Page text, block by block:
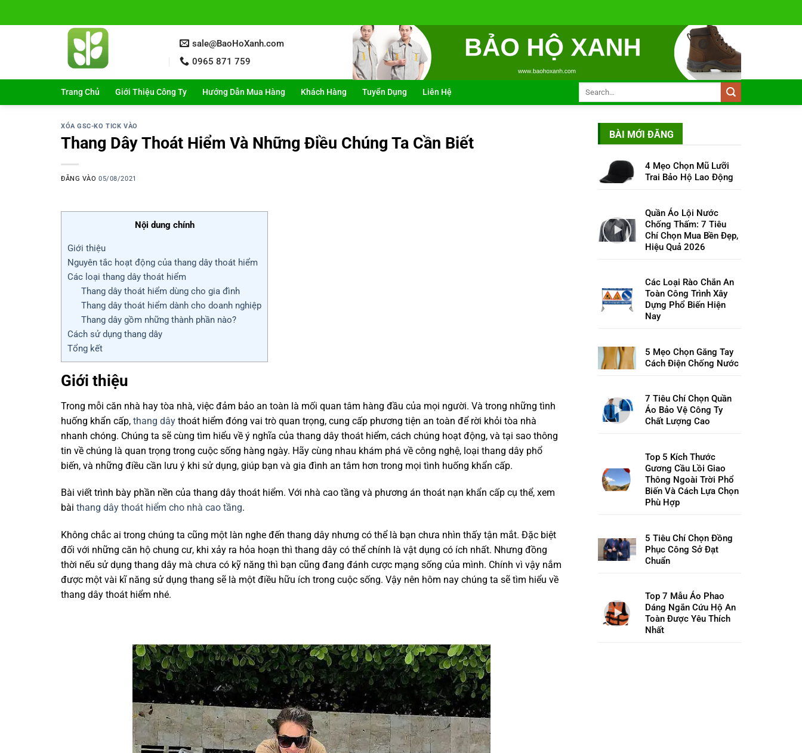
sale@BaoHoXanh.com
0965 871 759
Trang Chủ Giới Thiệu Công Ty Hướng Dẫn Mua Hàng Khách Hàng Tuyển Dụng Liên Hệ
XÓA GSC-KO TICK VÀO
Thang Dây Thoát Hiểm Và Những Điều Chúng Ta Cần Biết
ĐĂNG VÀO05/08/2021
Nội dung chính
Giới thiệu
Nguyên tắc hoạt động của thang dây thoát hiểm
Các loại thang dây thoát hiểm
Thang dây thoát hiểm dùng cho gia đình
Thang dây thoát hiểm dành cho doanh nghiệp
Thang dây gồm những thành phần nào?
Cách sử dụng thang dây
Tổng kết
Giới thiệu
Trong mỗi căn nhà hay tòa nhà, việc đảm bảo an toàn là mối quan tâm hàng đầu của mọi người. Và trong những tình
huống khẩn cấp, thang dây thoát hiểm đóng vai trò quan trọng, cung cấp phương tiện an toàn để rời khỏi tòa nhà
nhanh chóng. Chúng ta sẽ cùng tìm hiểu về ý nghĩa của thang dây thoát hiểm, cách chúng hoạt động, và tại sao thông
tin về chúng là quan trọng trong cuộc sống hàng ngày. Hãy cùng nhau khám phá về công nghệ, loại thang dây phổ
biến, và những điều cần lưu ý khi sử dụng, giúp bạn và gia đình an tâm hơn trong mọi tình huống khẩn cấp.
Bài viết trình bày phần nền của thang dây thoát hiểm. Với nhà cao tầng và phương án thoát nạn khẩn cấp cụ thể, xem
bài thang dây thoát hiểm cho nhà cao tầng.
Không chắc ai trong chúng ta cũng một làn nghe đến thang dây nhưng có thể là bạn chưa nhìn thấy tận mắt. Đặc biệt
đối với những căn hộ chung cư, khi xảy ra hỏa hoạn thì thang dây có thể chính là vật dụng có ích nhất. Nhưng đồng
thời nếu sử dụng thang dây mà chưa có kỹ năng thì bạn cũng đang đánh cược mạng sống của mình. Chính vì vậy nắm
được một vài kĩ năng sử dụng thang sẽ là một điều hữu ích trong cuộc sống. Vậy nên hôm nay chúng ta sẽ tìm hiểu về
thang dây thoát hiểm nhé.
BÀI MỚI ĐĂNG
4 Mẹo Chọn Mũ Lưỡi
Trai Bảo Hộ Lao Động
Quần Áo Lội Nước
Chống Thấm: 7 Tiêu
Chí Chọn Mua Bền Đẹp,
Hiệu Quả 2026
Các Loại Rào Chắn An
Toàn Công Trình Xây
Dựng Phổ Biến Hiện
Nay
5 Mẹo Chọn Găng Tay
Cách Điện Chống Nước
7 Tiêu Chí Chọn Quần
Áo Bảo Vệ Công Ty
Chất Lượng Cao
Top 5 Kích Thước
Gương Cầu Lồi Giao
Thông Ngoài Trời Phổ
Biến Và Cách Lựa Chọn
Phù Hợp
5 Tiêu Chí Chọn Đồng
Phục Công Sở Đạt
Chuẩn
Top 7 Mẫu Áo Phao
Dáng Ngắn Cứu Hộ An
Toàn Được Yêu Thích
Nhất